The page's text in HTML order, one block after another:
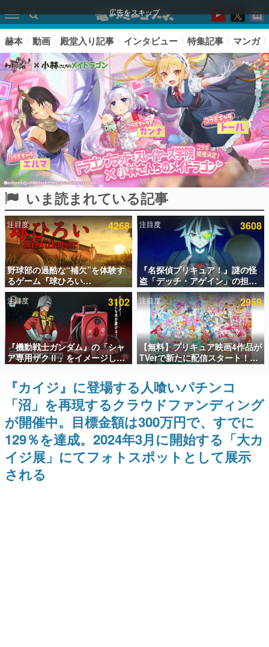
広告をスキップ
ピックアップ
電ファミのいま読まれている記事ランキング
アプリセール情報
インタビュー
連載・特集一覧
殿堂入り記事
SNS拡散数が数千以上！ ページビュー数万以上！ などな
ど。多くの人々に読まれた、電ファミ渾身の“殿堂入り”記
事をまとめました。
ゲームの企画書
名作ゲームクリエイターの方々に製作時のエピソードをお
聞きし、ヒットする企画（ゲーム）とは何か？を探ってい
きます。
赫本
この物語を解いてはいけない。『赫本』は、〈試験問題〉
の形をした短編ホラー小説集です。
赫本 動画 殿堂入り記事 インタビュー 特集記事 マンガ
いま読まれている記事
注目度 4268
野球部の過酷な“補欠”を体験す
るゲーム『球ひろい
Simulator』が「1件」のウィッ
シュリストをもとにチェコ語に
対応しSNSで話題に。『キング
ダム・カム』開発元やチェコの
プロ野球選手から称賛の声
注目度 3608
『名探偵プリキュア！』謎の怪
盗「デッチ・アゲイン」の担当
キャストは天﨑滉平さんと判
明。『Re:ゼロから始める異世
界生活』オットー役、『ヒプノ
シスマイク』山田三郎役など
注目度 3102
『機動戦士ガンダム』の「シャ
ア専用ザクⅡ」をイメージした
散水ホースリールが予約開始。
本体にはシャアのパーソナルマ
ークやジオン公国軍のエンブレ
ム、型式番号などを配置
注目度 2959
【無料】プリキュア映画4作品が
TVerで新たに配信スタート！な
んと2018年～2024年の映画ほぼ
すべてが見放題に、ぶっちゃけ
ありえないラインナップ
『カイジ』に登場する人喰いパチンコ
「沼」を再現するクラウドファンディング
が開催中。目標金額は300万円で、すでに
129％を達成。2024年3月に開始する「大カ
イジ展」にてフォトスポットとして展示
される